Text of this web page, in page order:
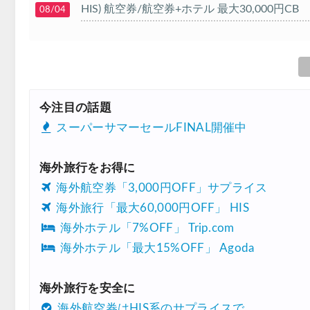
08/04 HIS) 航空券/航空券+ホテル 最大30,000円CB
Trip.com) 海外航空券1%OFFクーポン TRIP2
07/30 Trip.com) ホテル 1,500円OFFクーポン
07/30 Trip.com) 航空券 1,500円OFFクーポン
07/27 Trip.com) NY/ロンドン/タイ ホテル 10%OFFク
07/27 Trip.com) タイ航空券 10%OFFクーポン
07/25 楽天トラベル) 海外ツアー 最大30,000円OFFク
今注目の話題
スーパーサマーセールFINAL開催中
海外旅行をお得に
海外航空券「3,000円OFF」サプライス
海外旅行「最大60,000円OFF」 HIS
海外ホテル「7%OFF」 Trip.com
海外ホテル「最大15%OFF」 Agoda
海外旅行を安全に